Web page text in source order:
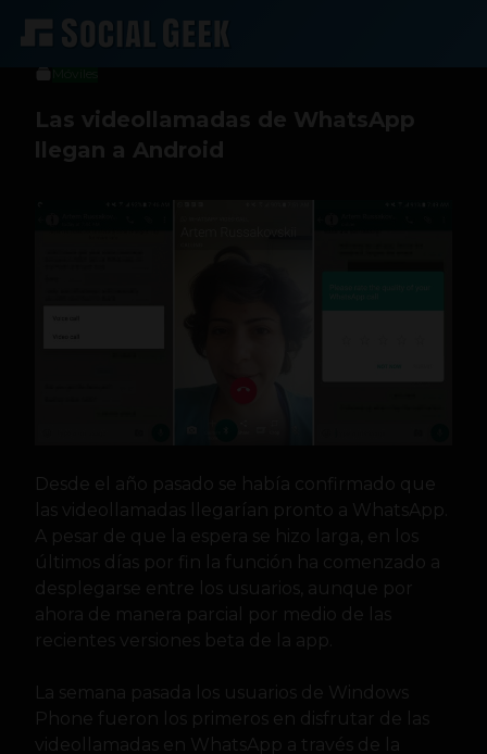
Sergio Ramos
25 de octubre de 2016
Las videollamadas de WhatsApp
llegan a Android
Desde el año pasado se había confirmado que
las videollamadas llegarían pronto a WhatsApp.
A pesar de que la espera se hizo larga, en los
últimos días por fin la función ha comenzado a
desplegarse entre los usuarios, aunque por
ahora de manera parcial por medio de las
recientes versiones beta de la app.
La semana pasada los usuarios de Windows
Phone fueron los primeros en disfrutar de las
videollamadas en WhatsApp a través de la